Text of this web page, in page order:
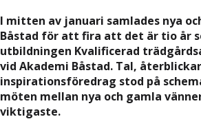
I mitten av januari samlades nya
Båstad för att fira att det är tio år
utbildningen Kvalificerad
vid Akademi Båstad. Tal,
inspirationsföredrag stod på
möten mellan nya och gamla
viktigaste.